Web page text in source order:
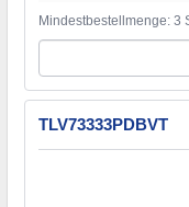
Mindestbestellmenge: 3
TLV73333PDBVT